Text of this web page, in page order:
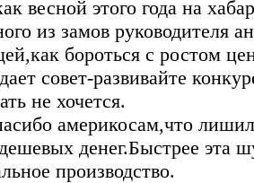
весной этого года на
из замов руководителя
бороться с ростом
совет-развивайте
не хочется.
америкосам,что
денег.Быстрее эта
производство.